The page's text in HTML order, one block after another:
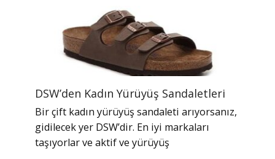
DSW’den Kadın Yürüyüş Sandaletleri
Bir çift kadın yürüyüş sandaleti arıyorsanız,
gidilecek yer DSW’dir. En iyi markaları
taşıyorlar ve aktif ve yürüyüş